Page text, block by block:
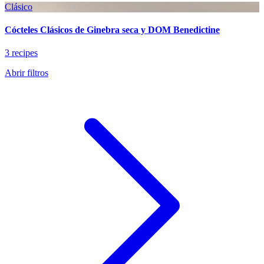
Clásico
Cócteles Clásicos de Ginebra seca y DOM Benedictine
3 recipes
Abrir filtros